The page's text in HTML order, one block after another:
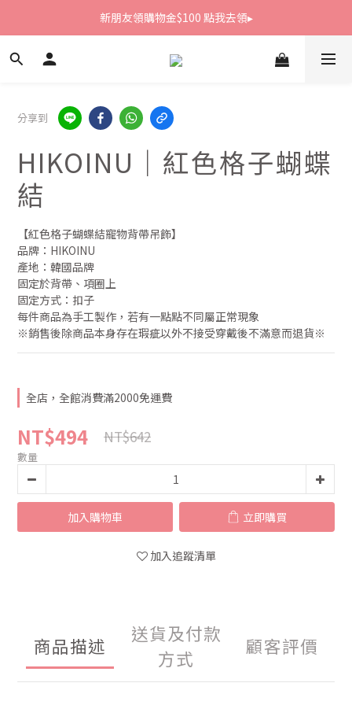
新朋友領購物金$100 點我去領▸
新朋友領購物金$100 點我去領▸
全館滿1800免運
分享到
HIKOINU｜紅色格子蝴蝶
結
【紅色格子蝴蝶結寵物背帶吊飾】
品牌：HIKOINU
產地：韓國品牌
固定於背帶、項圈上
固定方式：扣子
每件商品為手工製作，若有一點點不同屬正常現象
※銷售後除商品本身存在瑕疵以外不接受穿戴後不滿意而退貨※
全店，全館消費滿2000免運費
NT$494 NT$642
數量
加入購物車 立即購買
加入追蹤清單
商品描述
送貨及付款
方式
顧客評價